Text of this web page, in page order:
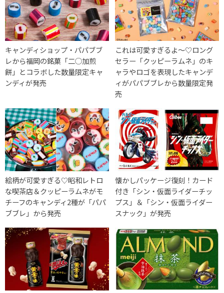
キャンディショップ・パパブブ
レから福岡の銘菓「二◯加煎
餅」とコラボした数量限定キャ
ンディが発売
これは可愛すぎるよ〜♡ロング
セラー「クッピーラムネ」のキ
ャラやロゴを表現したキャンデ
ィがパパブブレから数量限定発
売
絵柄が可愛すぎる♡昭和レトロ
な喫茶店＆クッピーラムネがモ
チーフのキャンディ2種が「パパ
ブブレ」から発売
懐かしパッケージ復刻！カード
付き「シン・仮面ライダーチッ
プス」＆「シン・仮面ライダー
スナック」が発売